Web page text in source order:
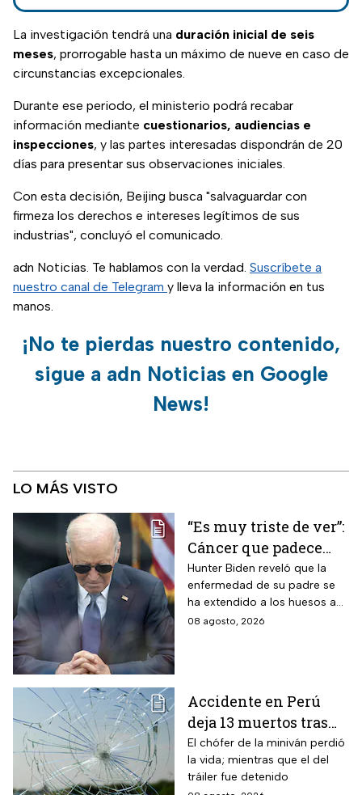
tendrá la respuesta
de Trump a la Unión
Europea.
La investigación tendrá una duración inicial de seis
meses, prorrogable hasta un máximo de nueve en caso de
circunstancias excepcionales.
Durante ese periodo, el ministerio podrá recabar
información mediante cuestionarios, audiencias e
inspecciones, y las partes interesadas dispondrán de 20
días para presentar sus observaciones iniciales.
Con esta decisión, Beijing busca "salvaguardar con
firmeza los derechos e intereses legítimos de sus
industrias", concluyó el comunicado.
adn Noticias. Te hablamos con la verdad. Suscríbete a
nuestro canal de Telegram y lleva la información en tus
manos.
¡No te pierdas nuestro contenido,
sigue a adn Noticias en Google
News!
LO MÁS VISTO
“Es muy triste de ver”:
Cáncer que padece
Joe Biden se propaga
y causa metástasis
Hunter Biden reveló que la
enfermedad de su padre se
ha extendido a los huesos a
pesar del tratamiento.
08 agosto, 2026
Accidente en Perú
deja 13 muertos tras
choque entre una
miniván y un tráiler
El chófer de la miniván perdió
la vida; mientras que el del
tráiler fue detenido